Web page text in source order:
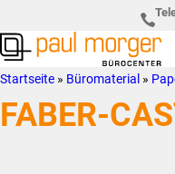
Hauptnavigation
springen
to
main
content
Paul
Morger
AG
so
individuell
wie
Startseite » Büromaterial »
FABER-